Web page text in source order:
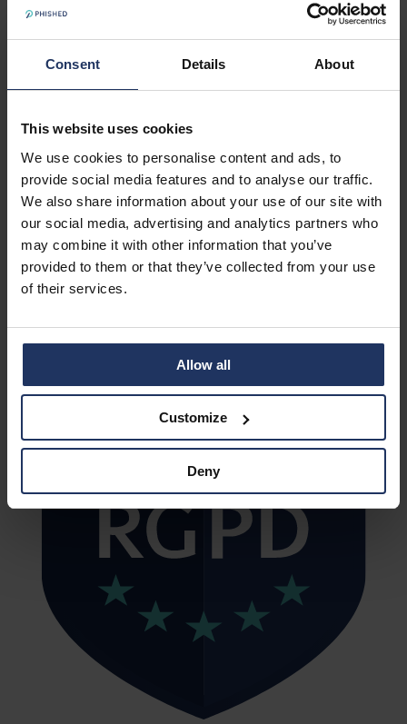
Consent Details About
This website uses cookies
We use cookies to personalise content and ads, to
provide social media features and to analyse our traffic.
We also share information about your use of our site with
our social media, advertising and analytics partners who
may combine it with other information that you’ve
provided to them or that they’ve collected from your use
of their services.
Allow all
Customize
Deny